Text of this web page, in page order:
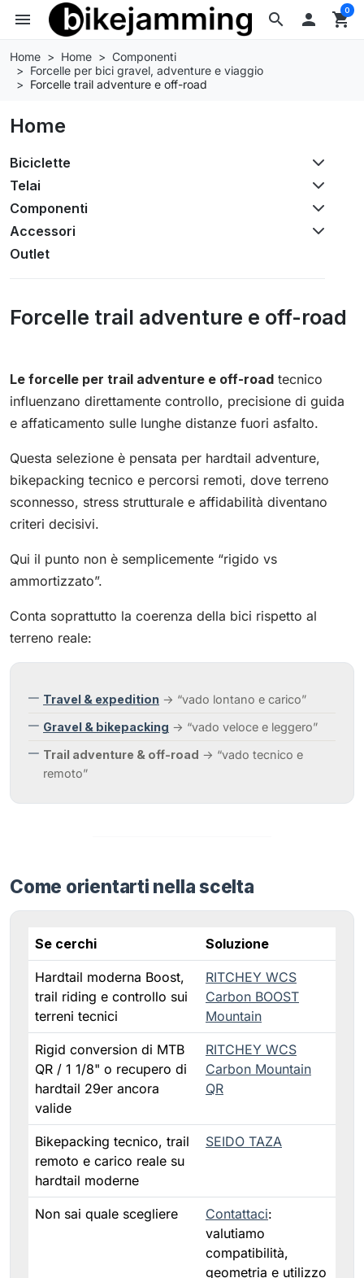
search
menu  shopping_cart
0
Home Home
Componenti
Forcelle per bici gravel, adventure e viaggio
Forcelle trail adventure e off-road
Home
Biciclette
Telai
Componenti
Accessori
Outlet
Forcelle trail adventure e off-road
Le forcelle per trail adventure e off-road tecnico
influenzano direttamente controllo, precisione di guida
e affaticamento sulle lunghe distanze fuori asfalto.
Questa selezione è pensata per hardtail adventure,
bikepacking tecnico e percorsi remoti, dove terreno
sconnesso, stress strutturale e affidabilità diventano
criteri decisivi.
Qui il punto non è semplicemente “rigido vs
ammortizzato”.
Conta soprattutto la coerenza della bici rispetto al
terreno reale:
Travel & expedition → “vado lontano e carico”
Gravel & bikepacking → “vado veloce e leggero”
Trail adventure & off-road → “vado tecnico e
remoto”
Come orientarti nella scelta
Se cerchi Soluzione
Hardtail moderna Boost,
trail riding e controllo sui
terreni tecnici
RITCHEY WCS
Carbon BOOST
Mountain
Rigid conversion di MTB
QR / 1 1/8" o recupero di
hardtail 29er ancora
valide
RITCHEY WCS
Carbon Mountain
QR
Bikepacking tecnico, trail
remoto e carico reale su
hardtail moderne
SEIDO TAZA
Non sai quale scegliere Contattaci:
valutiamo
compatibilità,
geometria e utilizzo